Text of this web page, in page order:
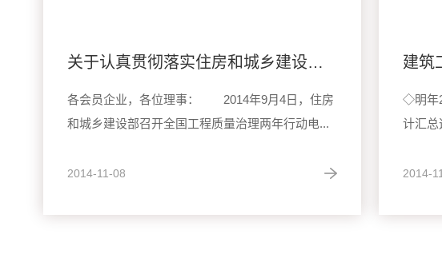
关于认真贯彻落实住房和城乡建设部“全国工程质量治理两年行动”有关部署的通知
各会员企业，各位理事： 2014年9月4日，住房
和城乡建设部召开全国工程质量治理两年行动电...
2014-11-08
建筑
◇明年
计汇
2014-